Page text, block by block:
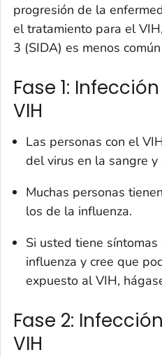
progresión de la
el tratamiento para el
3 (SIDA) es menos
Fase 1:
VIH
Las personas con el
del virus en la sangre y
Muchas personas
los de la influenza.
Si usted tiene
influenza y cree que
expuesto al VIH,
Fase 2:
VIH